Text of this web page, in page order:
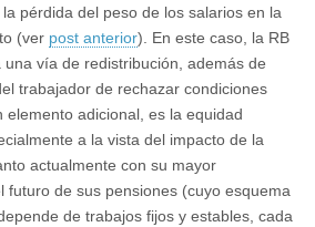
pérdida del peso de los salarios en la
(ver post anterior). En este caso, la RB
vía de redistribución, además de
trabajador de rechazar condiciones
elemento adicional, es la equidad
a la vista del impacto de la
actualmente con su mayor
futuro de sus pensiones (cuyo esquema
de trabajos fijos y estables, cada